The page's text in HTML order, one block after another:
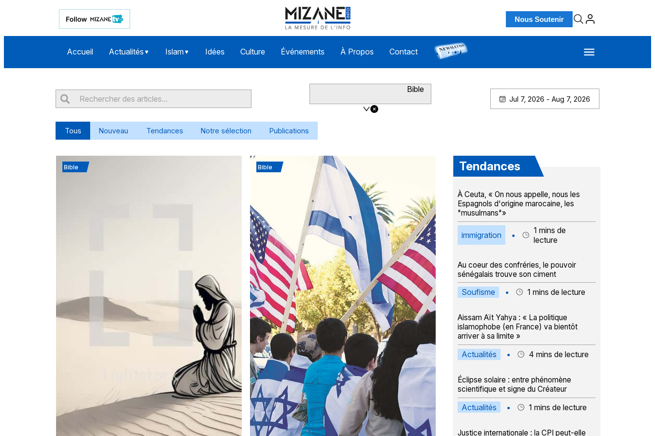
Nous Soutenir
Accueil Actualités ▼ Islam▼ Idées Culture Événements À Propos Contact
Bible
Jul 7, 2026 - Aug 7, 2026
Tous Nouveau Tendances Notre sélection Publications
Bible Bible Tendances
À Ceuta, « On nous appelle, nous les
Espagnols d'origine marocaine, les
"musulmans"»
immigration • 1 mins de
lecture
Au coeur des confréries, le pouvoir
sénégalais trouve son ciment
Soufisme • 1 mins de lecture
Aissam Aït Yahya : « La politique
islamophobe (en France) va bientôt
arriver à sa limite »
Actualités • 4 mins de lecture
Éclipse solaire : entre phénomène
scientifique et signe du Créateur
Actualités • 1 mins de lecture
Justice internationale : la CPI peut-elle